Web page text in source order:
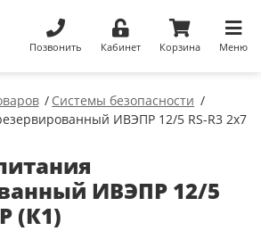
Позвонить Кабинет Корзина Меню
Системы безопасности
ИВЭПР 12/5 RS-R3 2х7
ИВЭПР 12/5
(К1)